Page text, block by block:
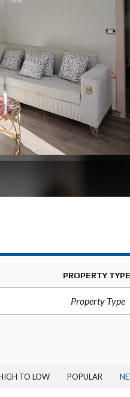
PROPERTY TYPE
Property Type
POPULAR
TO LOW)